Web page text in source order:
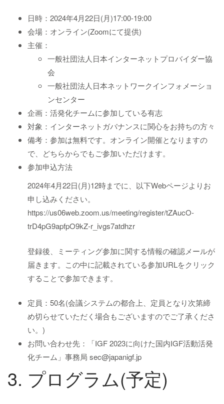
日時：2024年4月22日(月)17:00-19:00
会場：オンライン(Zoomにて提供)
主催：
一般社団法人日本インターネットプロバイダー協
会
一般社団法人日本ネットワークインフォメーショ
ンセンター
企画：活発化チームに参加している有志
対象：インターネットガバナンスに関心をお持ちの方々
備考：参加は無料です。オンライン開催となりますの
で、どちらからでもご参加いただけます。
参加申込方法
2024年4月22日(月)12時までに、以下Webページよりお
申し込みください。
https://us06web.zoom.us/meeting/register/tZAucO-
trD4pG9apfpO9kZ-r_ivgs7atdhzr
登録後、ミーティング参加に関する情報の確認メールが
届きます。この中に記載されている参加URLをクリック
することで参加できます。
定員：50名(会議システムの都合上、定員となり次第締
め切らせていただく場合もございますのでご了承くださ
い。)
お問い合わせ先：「IGF 2023に向けた国内IGF活動活発
化チーム」事務局 sec@japanigf.jp
3. プログラム(予定)